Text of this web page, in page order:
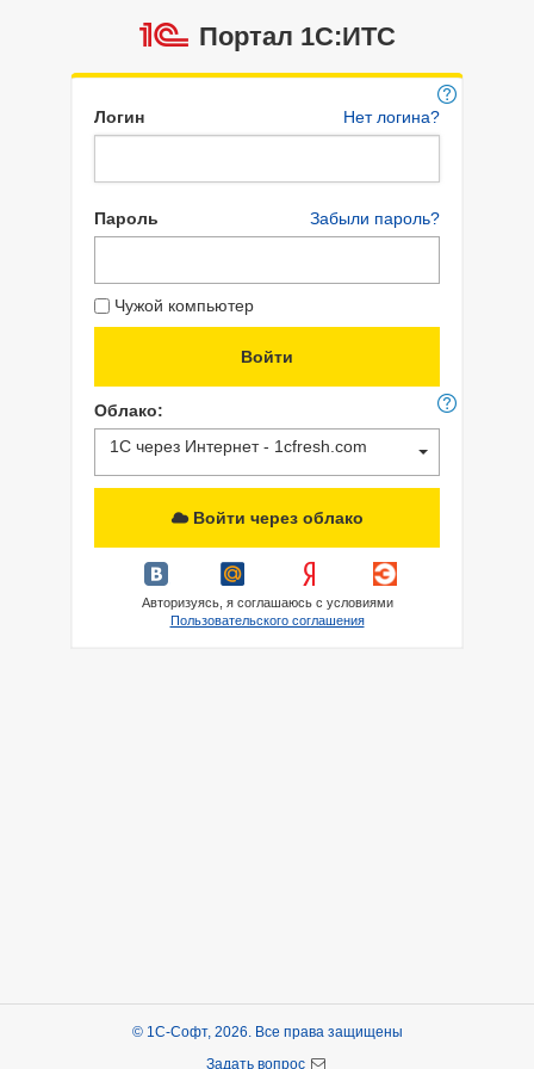
Портал 1C:ИТС
Логин Нет логина?
Пароль Забыли пароль?
Чужой компьютер
Облако:
1С через Интернет - 1cfresh.com
Войти через облако
Авторизуясь, я соглашаюсь с условиями
Пользовательского соглашения
© 1С-Софт, 2026. Все права защищены
Задать вопрос